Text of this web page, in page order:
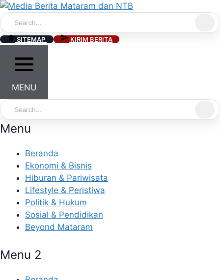
Skip
to
content
SITEMAP KIRIM BERITA
MENU
Menu
Beranda
Ekonomi & Bisnis
Hiburan & Pariwisata
Lifestyle & Peristiwa
Politik & Hukum
Sosial & Pendidikan
Beyond Mataram
Menu 2